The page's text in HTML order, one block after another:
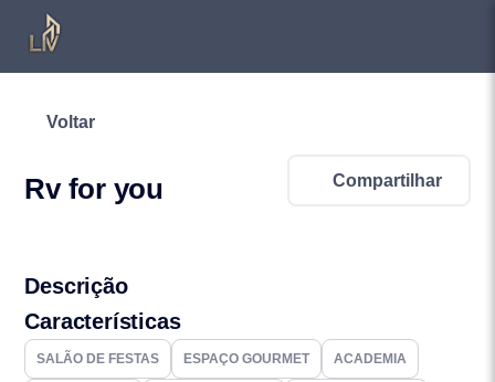
Voltar
Rv for you Compartilhar
Descrição
Características
SALÃO DE FESTAS ESPAÇO GOURMET ACADEMIA